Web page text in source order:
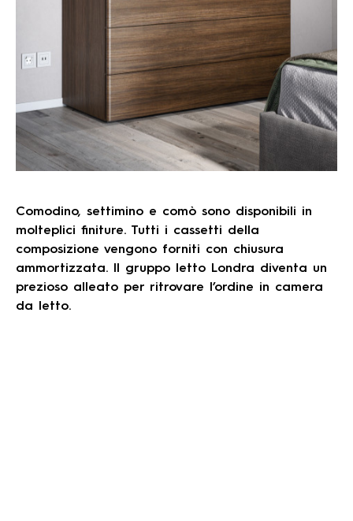
Comodino, settimino e comò sono disponibili in
molteplici finiture. Tutti i cassetti della
composizione vengono forniti con chiusura
ammortizzata. Il gruppo letto Londra diventa un
prezioso alleato per ritrovare l’ordine in camera
da letto.